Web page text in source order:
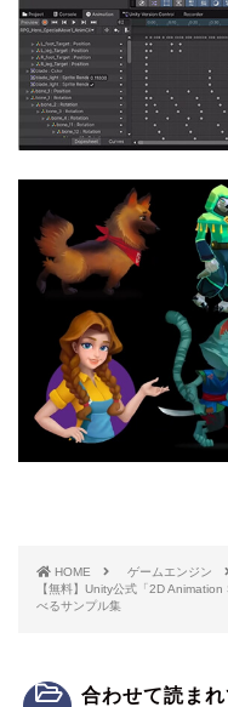
HOME ゲームエンジン
【無料】Unity公式「2D
べるサンプル集
合わせて読ま